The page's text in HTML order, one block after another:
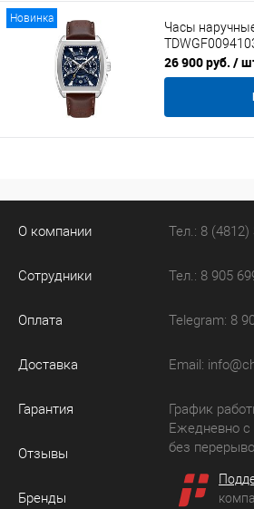
Новинка
Часы
26 900 руб. /
О компании
Сотрудники
Оплата
Доставка
Гарантия
Отзывы
Бренды
Тел.: 8 (4812)
Тел.: 8 905
Telegram: 8
Email:
График
Ежедневно с
без